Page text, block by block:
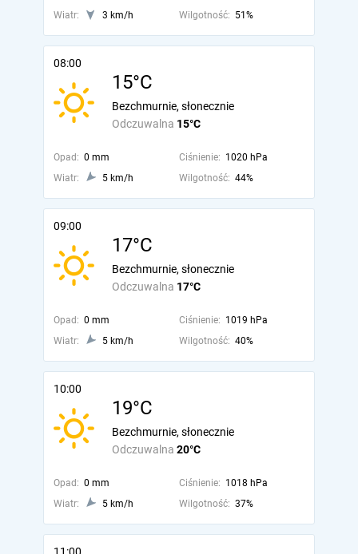
Wiatr: 3 km/h Wilgotność: 51%
08:00
15°C
Odczuwalna 15°C
Bezchmurnie, słonecznie
Opad: 0 mm Ciśnienie: 1020 hPa
Wiatr:
5 km/h Wilgotność: 44%
09:00
17°C
Odczuwalna 17°C
Bezchmurnie, słonecznie
Opad: 0 mm Ciśnienie: 1019 hPa
Wiatr:
5 km/h Wilgotność: 40%
10:00
19°C
Odczuwalna 20°C
Bezchmurnie, słonecznie
Opad: 0 mm Ciśnienie: 1018 hPa
Wiatr:
5 km/h Wilgotność: 37%